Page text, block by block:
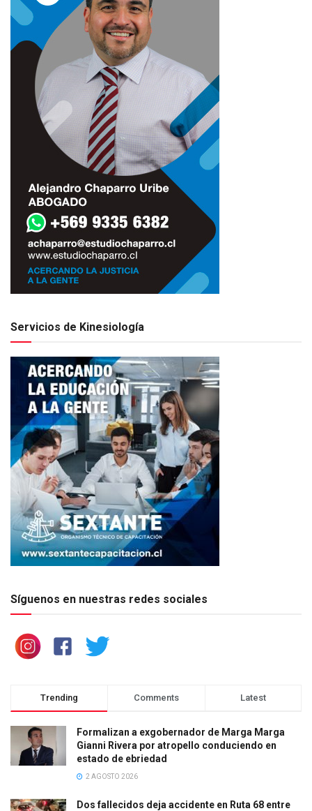
Servicios de Kinesiología
Síguenos en nuestras redes sociales
Trending Comments Latest
Formalizan a exgobernador de Marga Marga
Gianni Rivera por atropello conduciendo en
estado de ebriedad
2 AGOSTO 2026
Dos fallecidos deja accidente en Ruta 68 entre